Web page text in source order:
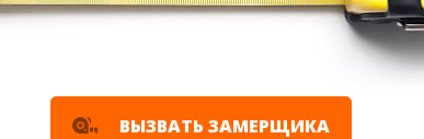
ВЫЗВАТЬ ЗАМЕРЩИКА